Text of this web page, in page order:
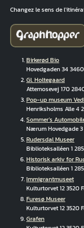
Changez le sens de
Birkerød Bio
Hovedgaden 34
Gl. Holtegaard
Attemosevej 170
Pop-up museum
Henriksholms Alle 4
Sommer’s
Nærum Hovedgade
Rudersdal Museer
Biblioteksalléen 1
Historisk arkiv for
Biblioteksalléen 1
Immigrantmuseet
Kulturtorvet 12 3520
Furesø Museer
Kulturtorvet 12 3520
Grafen